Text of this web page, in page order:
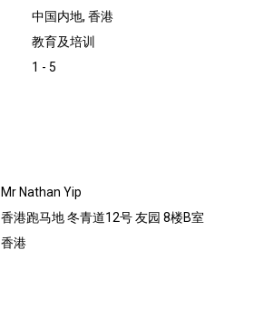
中国内地, 香港
教育及培训
1 - 5
Mr Nathan Yip
香港跑马地 冬青道12号 友园 8楼B室
香港